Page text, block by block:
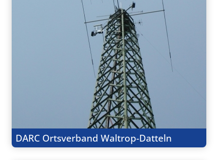
DARC Ortsverband Waltrop-Datteln